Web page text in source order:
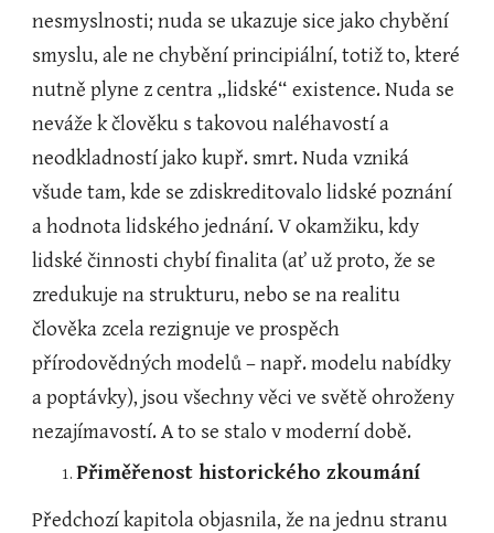
nesmyslnosti; nuda se ukazuje sice jako chybění
smyslu, ale ne chybění principiální, totiž to, které
nutně plyne z centra „lidské“ existence. Nuda se
neváže k člověku s takovou naléhavostí a
neodkladností jako kupř. smrt. Nuda vzniká
všude tam, kde se zdiskreditovalo lidské poznání
a hodnota lidského jednání. V okamžiku, kdy
lidské činnosti chybí finalita (ať už proto, že se
zredukuje na strukturu, nebo se na realitu
člověka zcela rezignuje ve prospěch
přírodovědných modelů – např. modelu nabídky
a poptávky), jsou všechny věci ve světě ohroženy
nezajímavostí. A to se stalo v moderní době.
Přiměřenost historického zkoumání
Předchozí kapitola objasnila, že na jednu stranu